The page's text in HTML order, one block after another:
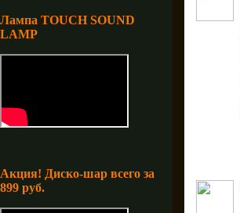
Лампа TOUCH SOUND
LAMP
Акция! Диско-шар всего за
899 руб.